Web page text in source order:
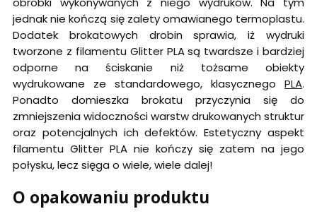
jednak nie kończą się zalety omawianego termoplastu.
Dodatek brokatowych drobin sprawia, iż wydruki
tworzone z filamentu Glitter PLA są twardsze i bardziej
odporne na ściskanie niż tożsame obiekty
wydrukowane ze standardowego, klasycznego PLA.
Ponadto domieszka brokatu przyczynia się do
zmniejszenia widoczności warstw drukowanych struktur
oraz potencjalnych ich defektów. Estetyczny aspekt
filamentu Glitter PLA nie kończy się zatem na jego
połysku, lecz sięga o wiele, wiele dalej!
O opakowaniu produktu